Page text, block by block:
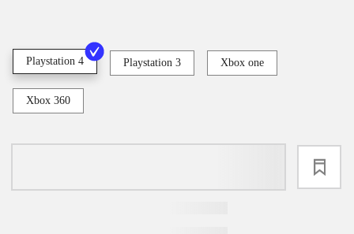
Playstation 4 Playstation 3 Xbox one
Xbox 360